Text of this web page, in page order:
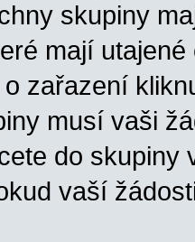
skupiny
mají
zařazení
musí vaši
do skupiny
vaší